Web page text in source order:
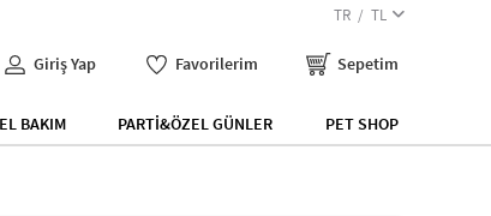
TR TL
Giriş Yap Favorilerim Sepetim
BAKIM PARTİ&ÖZEL GÜNLER PET SHOP